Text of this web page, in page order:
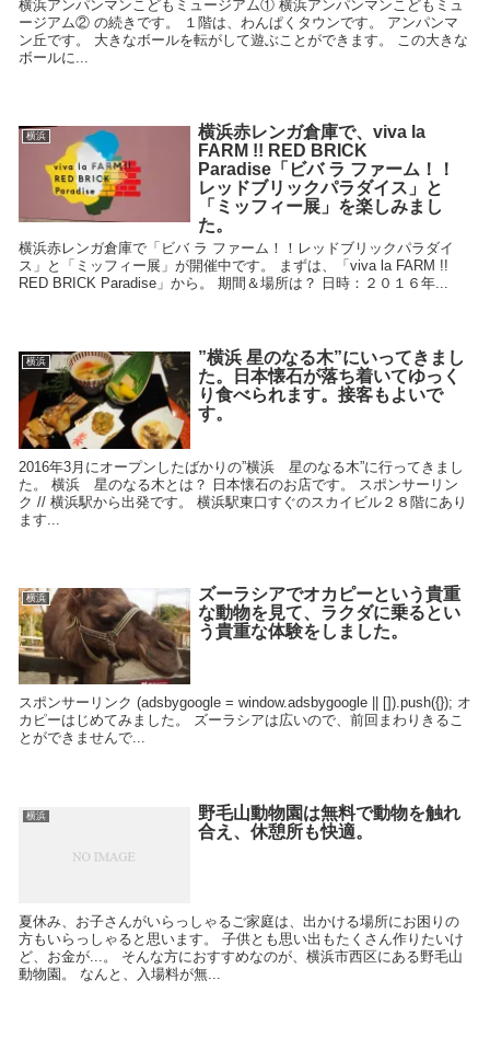
横浜アンパンマンこどもミュージアム① 横浜アンパンマンこどもミュ
ージアム② の続きです。 １階は、わんぱくタウンです。 アンパンマ
ン丘です。 大きなボールを転がして遊ぶことができます。 この大きな
ボールに...
横浜
横浜赤レンガ倉庫で、viva la
FARM !! RED BRICK
Paradise「ビバ ラ ファーム！！
レッドブリックパラダイス」と
「ミッフィー展」を楽しみまし
た。
横浜赤レンガ倉庫で「ビバ ラ ファーム！！レッドブリックパラダイ
ス」と「ミッフィー展」が開催中です。 まずは、「viva la FARM !!
RED BRICK Paradise」から。 期間＆場所は？ 日時：２０１６年...
横浜
”横浜 星のなる木”にいってきまし
た。日本懐石が落ち着いてゆっく
り食べられます。接客もよいで
す。
2016年3月にオープンしたばかりの”横浜 星のなる木”に行ってきまし
た。 横浜 星のなる木とは？ 日本懐石のお店です。 スポンサーリン
ク // 横浜駅から出発です。 横浜駅東口すぐのスカイビル２８階にあり
ます...
横浜
ズーラシアでオカピーという貴重
な動物を見て、ラクダに乗るとい
う貴重な体験をしました。
スポンサーリンク (adsbygoogle = window.adsbygoogle || []).push({}); オ
カピーはじめてみました。 ズーラシアは広いので、前回まわりきるこ
とができませんで...
横浜
野毛山動物園は無料で動物を触れ
合え、休憩所も快適。
夏休み、お子さんがいらっしゃるご家庭は、出かける場所にお困りの
方もいらっしゃると思います。 子供とも思い出もたくさん作りたいけ
ど、お金が...。 そんな方におすすめなのが、横浜市西区にある野毛山
動物園。 なんと、入場料が無...